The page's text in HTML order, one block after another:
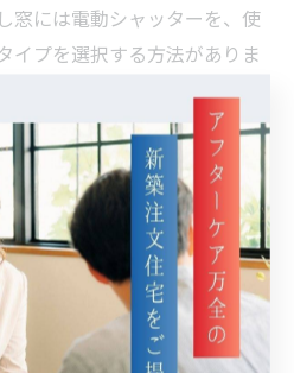
窓には電動シャッターを、使
イプを選択する方法がありま
う。設計段階で生活動線や毎
イメージし、家族の将来の変
が成功の鍵となります。
しにくいのか体験談から考察
ャッターの開閉が負担とな
ムするケースが多く見られま